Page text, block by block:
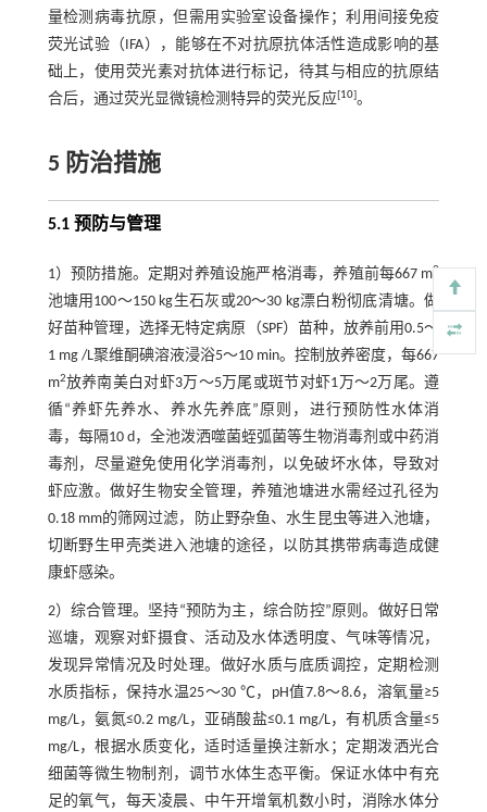
量检测病毒抗原，但需用实验室设备操作；利用间接免疫
荧光试验（IFA），能够在不对抗原抗体活性造成影响的基
础上，使用荧光素对抗体进行标记，待其与相应的抗原结
合后，通过荧光显微镜检测特异的荧光反应[10]。
5 防治措施
5.1 预防与管理
1）预防措施。定期对养殖设施严格消毒，养殖前每667 m2
池塘用100～150 kg生石灰或20～30 kg漂白粉彻底清塘。做
好苗种管理，选择无特定病原（SPF）苗种，放养前用0.5～
1 mg /L聚维酮碘溶液浸浴5～10 min。控制放养密度，每667
m2放养南美白对虾3万～5万尾或斑节对虾1万～2万尾。遵
循“养虾先养水、养水先养底”原则，进行预防性水体消
毒，每隔10 d，全池泼洒噬菌蛭弧菌等生物消毒剂或中药消
毒剂，尽量避免使用化学消毒剂，以免破坏水体，导致对
虾应激。做好生物安全管理，养殖池塘进水需经过孔径为
0.18 mm的筛网过滤，防止野杂鱼、水生昆虫等进入池塘，
切断野生甲壳类进入池塘的途径，以防其携带病毒造成健
康虾感染。
2）综合管理。坚持“预防为主，综合防控”原则。做好日常
巡塘，观察对虾摄食、活动及水体透明度、气味等情况，
发现异常情况及时处理。做好水质与底质调控，定期检测
水质指标，保持水温25～30 ℃，pH值7.8～8.6，溶氧量≥5
mg/L，氨氮≤0.2 mg/L，亚硝酸盐≤0.1 mg/L，有机质含量≤5
mg/L，根据水质变化，适时适量换注新水；定期泼洒光合
细菌等微生物制剂，调节水体生态平衡。保证水体中有充
足的氧气，每天凌晨、中午开增氧机数小时，消除水体分